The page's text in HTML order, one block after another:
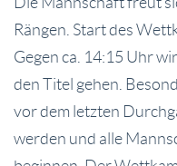
Rängen. Start des
Gegen ca. 14:15 Uhr
den Titel gehen.
vor dem letzten
werden und alle